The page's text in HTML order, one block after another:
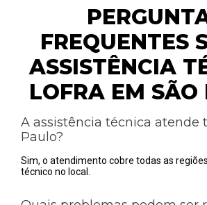
FREQUENTES
ASSISTÊNCIA
LOFRA EM SÃO
A assistência técnica atende
Paulo?
Sim, o atendimento cobre todas as
técnico no local.